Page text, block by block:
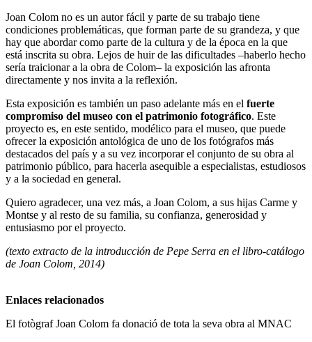
Joan Colom no es un autor fácil y parte de su trabajo tiene
condiciones problemáticas, que forman parte de su grandeza, y que
hay que abordar como parte de la cultura y de la época en la que
está inscrita su obra. Lejos de huir de las dificultades –haberlo hecho
sería traicionar a la obra de Colom– la exposición las afronta
directamente y nos invita a la reflexión.
Esta exposición es también un paso adelante más en el fuerte
compromiso del museo con el patrimonio fotográfico. Este
proyecto es, en este sentido, modélico para el museo, que puede
ofrecer la exposición antológica de uno de los fotógrafos más
destacados del país y a su vez incorporar el conjunto de su obra al
patrimonio público, para hacerla asequible a especialistas, estudiosos
y a la sociedad en general.
Quiero agradecer, una vez más, a Joan Colom, a sus hijas Carme y
Montse y al resto de su familia, su confianza, generosidad y
entusiasmo por el proyecto.
(texto extracto de la introducción de Pepe Serra en el libro-catálogo
de Joan Colom, 2014)
Enlaces relacionados
El fotògraf Joan Colom fa donació de tota la seva obra al MNAC